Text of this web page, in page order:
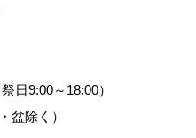
祭日9:00～18:00）
盆除く）